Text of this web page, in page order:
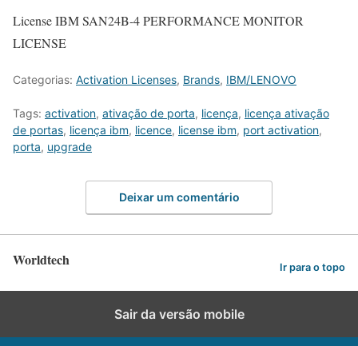
License IBM SAN24B-4 PERFORMANCE MONITOR
LICENSE
Categorias: Activation Licenses, Brands, IBM/LENOVO
Tags: activation, ativação de porta, licença, licença ativação
de portas, licença ibm, licence, license ibm, port activation,
porta, upgrade
Deixar um comentário
Worldtech Ir para o topo
Sair da versão mobile